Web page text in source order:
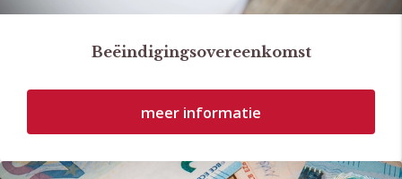
Beëindigingsovereenkomst
meer informatie